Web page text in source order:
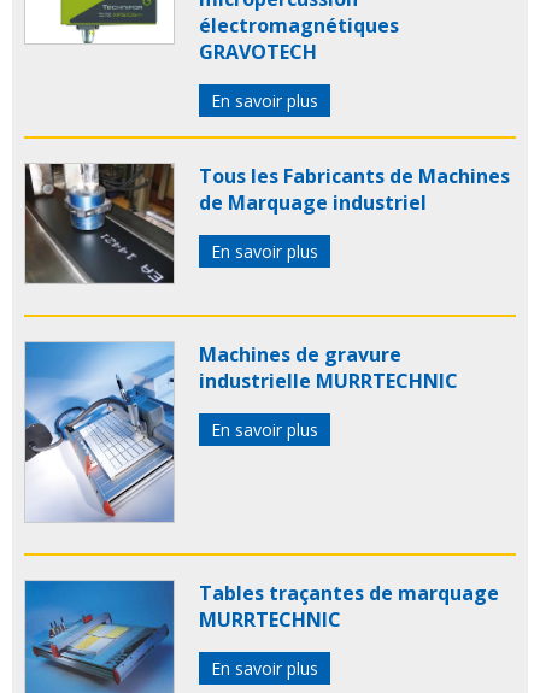
électromagnétiques
GRAVOTECH
En savoir plus
Tous les Fabricants de Machines
de Marquage industriel
En savoir plus
Machines de gravure
industrielle MURRTECHNIC
En savoir plus
Tables traçantes de marquage
MURRTECHNIC
En savoir plus